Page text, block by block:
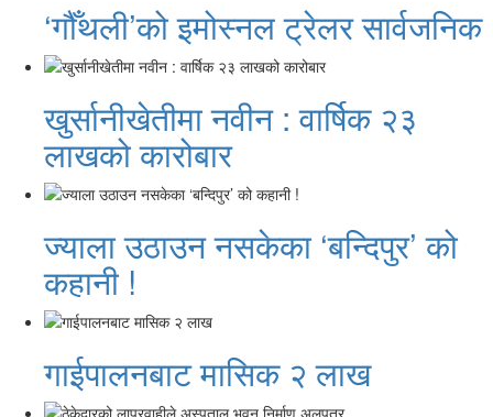
‘गौँथली’को इमोस्नल ट्रेलर सार्वजनिक
खुर्सानीखेतीमा नवीन : वार्षिक २३
लाखको कारोबार
ज्याला उठाउन नसकेका ‘बन्दिपुर’ को
कहानी !
गाईपालनबाट मासिक २ लाख